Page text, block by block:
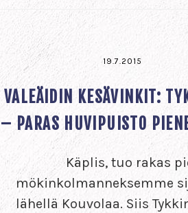
19.7.2015
VALEÄIDIN KESÄVINKIT:
– PARAS HUVIPUISTO
Käplis, tuo rakas
mökinkolmanneksemme
lähellä Kouvolaa. Siis